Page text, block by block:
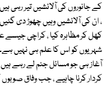
کے جانوروں کی آلائشیں تیر رہی
، ان کی آلائشیں وہیں چھوڑ دی
کھل کر مظاہرہ کیا ، کراچی
شہریوں کو اس کا علم ہی نہیں
آغاز ہی جو مسائل جنم لے رہے
کردار کرنا چاہیے ، جب وفاق